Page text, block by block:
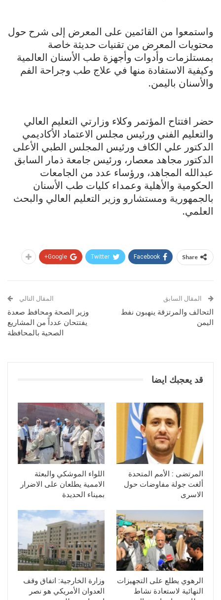
واستمعوا من القائمين على المعرض إلى شرح حول
محتويات المعرض من تقنيات حديثة خاصة
بمستلزمات وأدوات وأجهزة طب الأسنان العالمية
وكيفية الاستفادة منها في علاج طب وجراحة الفم
والأسنان باليمن.
حضر افتتاح المؤتمر وكلاء وزارتي التعليم العالي
والتعليم الفني ورئيس مجلس الاعتماد الأكاديمي
الدكتور علي الكاف ورئيس المجلس الطبي الأعلى
الدكتور مجاهد معصار، ورئيس جامعة ذمار السابق
عبدالله المجاهد، ورؤساء عدد من الجامعات
الحكومية والأهلية وعمداء كليات طب الأسنان
بالجمهورية ومستشارو وزير التعليم العالي والبحث
العلمي.
Share
Facebook
Twitter
Google+
المقال السابق
التحالف والمرتزقة ينهبون نفط
اليمن
المقال التالي
وزير الصحة ومحافظ صعدة
يفتتحان عدداً من المشاريع
الصحية بالمحافظة
قد يعجبك ايضا
المرتضى : الأمم المتحدة
ألغت جولة مفاوضات حول
الاسرى
اللواء الموشكي والبعثة
الاممية يطلعان على الاضرار
بميناء الحديدة
الرهوي يطلع على التجهيزات
النهائية لاستعادة نشاط
وزارة الخارجية: اتفاق وقف
العدوان الأمريكي هو نصر